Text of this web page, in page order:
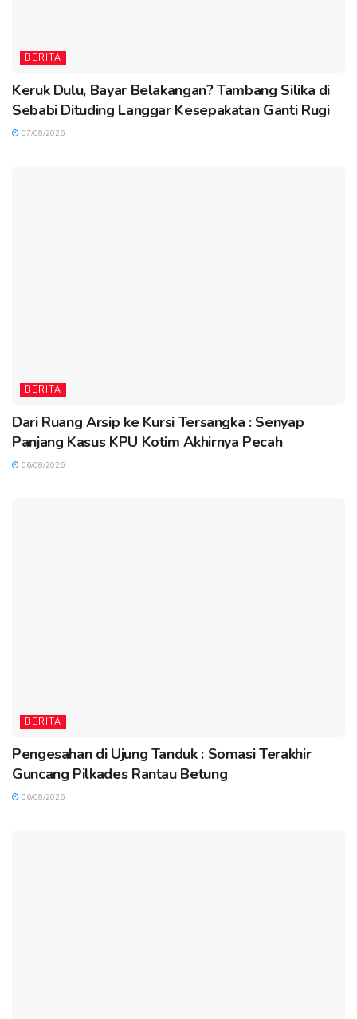
BERITA
Keruk Dulu, Bayar Belakangan? Tambang Silika di
Sebabi Dituding Langgar Kesepakatan Ganti Rugi
07/08/2026
BERITA
Dari Ruang Arsip ke Kursi Tersangka : Senyap
Panjang Kasus KPU Kotim Akhirnya Pecah
06/08/2026
BERITA
Pengesahan di Ujung Tanduk : Somasi Terakhir
Guncang Pilkades Rantau Betung
06/08/2026